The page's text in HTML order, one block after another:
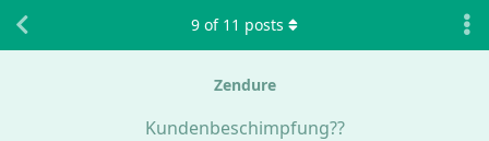
Zendure
Kundenbeschimpfung??
9 of 11 posts